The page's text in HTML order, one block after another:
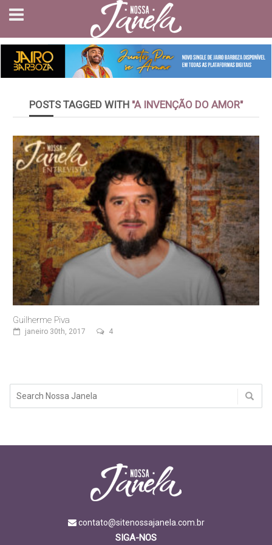
POSTS TAGGED WITH "A INVENÇÃO DO AMOR"
Guilherme Piva
janeiro 30th, 2017 4
contato@sitenossajanela.com.br
SIGA-NOS